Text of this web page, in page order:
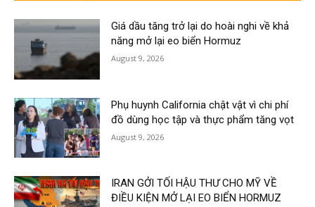
Giá dầu tăng trở lại do hoài nghi về khả
năng mở lại eo biển Hormuz
August 9, 2026
Phụ huynh California chật vật vì chi phí
đồ dùng học tập và thực phẩm tăng vọt
August 9, 2026
IRAN GỞI TỐI HẬU THƯ CHO MỸ VỀ
ĐIỀU KIỆN MỞ LẠI EO BIỂN HORMUZ